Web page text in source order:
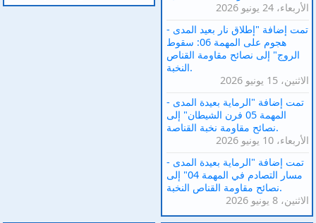
الأربعاء، 24 يونيو 2026
تمت إضافة "إطلاق نار بعيد المدى -
هجوم على المهمة 06: سقوط
الروج" إلى نصائح مقاومة القناص
النخبة.
الاثنين، 15 يونيو 2026
تمت إضافة "الرماية بعيدة المدى -
المهمة 05 فرن الشيطان" إلى
نصائح مقاومة نخبة القناصة.
الأربعاء، 10 يونيو 2026
تمت إضافة "الرماية بعيدة المدى -
مسار التصادم في المهمة 04" إلى
نصائح مقاومة القناص النخبة.
الاثنين، 8 يونيو 2026